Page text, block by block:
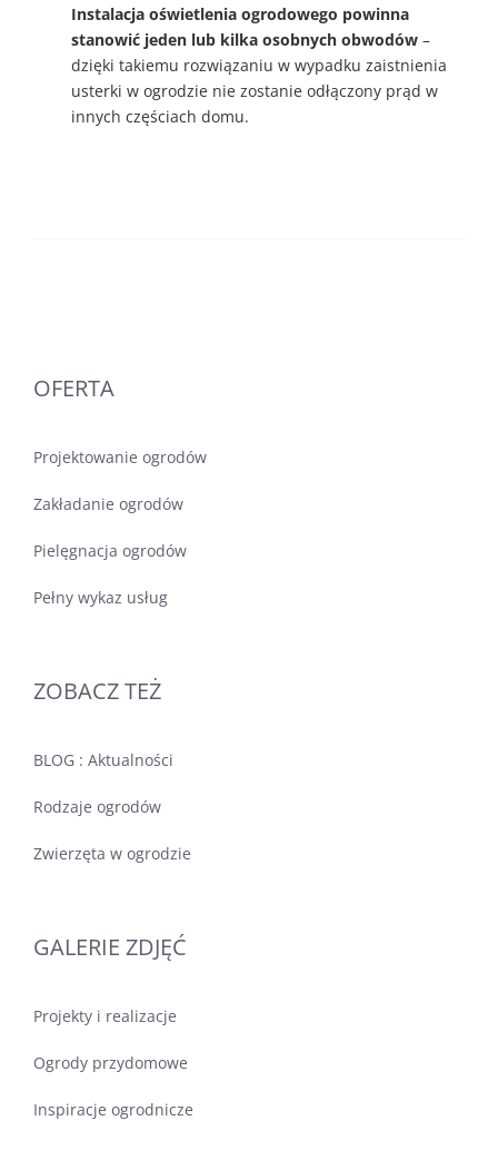
Instalacja oświetlenia ogrodowego powinna
stanowić jeden lub kilka osobnych obwodów–
dzięki takiemu rozwiązaniu w wypadku zaistnienia
usterki w ogrodzie nie zostanie odłączony prąd w
innych częściach domu.
OFERTA
Projektowanie ogrodów
Zakładanie ogrodów
Pielęgnacja ogrodów
Pełny wykaz usług
ZOBACZ TEŻ
BLOG : Aktualności
Rodzaje ogrodów
Zwierzęta w ogrodzie
GALERIE ZDJĘĆ
Projekty i realizacje
Ogrody przydomowe
Inspiracje ogrodnicze